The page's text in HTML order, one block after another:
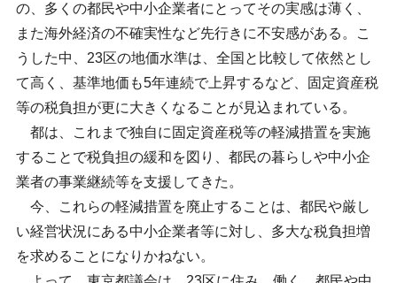
の、多くの都民や中小企業者にとってその実感は薄く、
また海外経済の不確実性など先行きに不安感がある。こ
うした中、23区の地価水準は、全国と比較して依然とし
て高く、基準地価も5年連続で上昇するなど、固定資産税
等の税負担が更に大きくなることが見込まれている。
都は、これまで独自に固定資産税等の軽減措置を実施
することで税負担の緩和を図り、都民の暮らしや中小企
業者の事業継続等を支援してきた。
今、これらの軽減措置を廃止することは、都民や厳し
い経営状況にある中小企業者等に対し、多大な税負担増
を求めることになりかねない。